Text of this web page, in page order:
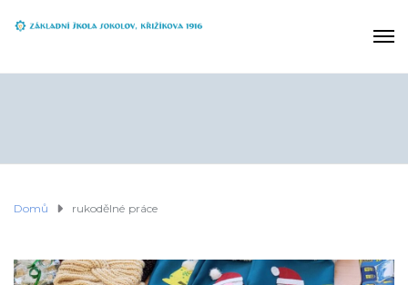
Domů rukodělné práce